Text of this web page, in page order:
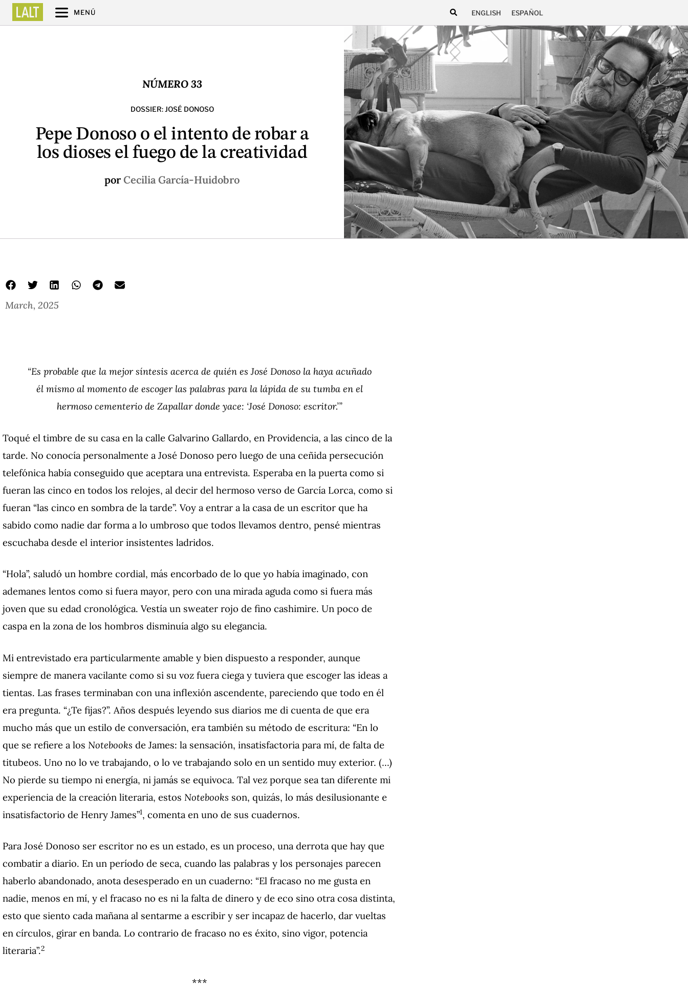
MENÚ ENGLISH ESPAÑOL
NÚMERO 33
DOSSIER: JOSÉ DONOSO
Pepe Donoso o el intento de robar a
los dioses el fuego de la creatividad
por Cecilia García-Huidobro
March, 2025
“Es probable que la mejor síntesis acerca de quién es José Donoso la haya acuñado
él mismo al momento de escoger las palabras para la lápida de su tumba en el
hermoso cementerio de Zapallar donde yace: ‘José Donoso: escritor.’”
Toqué el timbre de su casa en la calle Galvarino Gallardo, en Providencia, a las cinco de la
tarde. No conocía personalmente a José Donoso pero luego de una ceñida persecución
telefónica había conseguido que aceptara una entrevista. Esperaba en la puerta como si
fueran las cinco en todos los relojes, al decir del hermoso verso de García Lorca, como si
fueran “las cinco en sombra de la tarde”. Voy a entrar a la casa de un escritor que ha
sabido como nadie dar forma a lo umbroso que todos llevamos dentro, pensé mientras
escuchaba desde el interior insistentes ladridos.
“Hola”, saludó un hombre cordial, más encorbado de lo que yo había imaginado, con
ademanes lentos como si fuera mayor, pero con una mirada aguda como si fuera más
joven que su edad cronológica. Vestía un sweater rojo de fino cashimire. Un poco de
caspa en la zona de los hombros disminuía algo su elegancia.
Mi entrevistado era particularmente amable y bien dispuesto a responder, aunque
siempre de manera vacilante como si su voz fuera ciega y tuviera que escoger las ideas a
tientas. Las frases terminaban con una inflexión ascendente, pareciendo que todo en él
era pregunta. “¿Te fijas?”. Años después leyendo sus diarios me di cuenta de que era
mucho más que un estilo de conversación, era también su método de escritura: “En lo
que se refiere a los Notebooks de James: la sensación, insatisfactoria para mí, de falta de
titubeos. Uno no lo ve trabajando, o lo ve trabajando solo en un sentido muy exterior. (…)
No pierde su tiempo ni energía, ni jamás se equivoca. Tal vez porque sea tan diferente mi
experiencia de la creación literaria, estos Notebooks son, quizás, lo más desilusionante e
insatisfactorio de Henry James”1, comenta en uno de sus cuadernos.
Para José Donoso ser escritor no es un estado, es un proceso, una derrota que hay que
combatir a diario. En un período de seca, cuando las palabras y los personajes parecen
haberlo abandonado, anota desesperado en un cuaderno: “El fracaso no me gusta en
nadie, menos en mí, y el fracaso no es ni la falta de dinero y de eco sino otra cosa distinta,
esto que siento cada mañana al sentarme a escribir y ser incapaz de hacerlo, dar vueltas
en círculos, girar en banda. Lo contrario de fracaso no es éxito, sino vigor, potencia
literaria”.2
***